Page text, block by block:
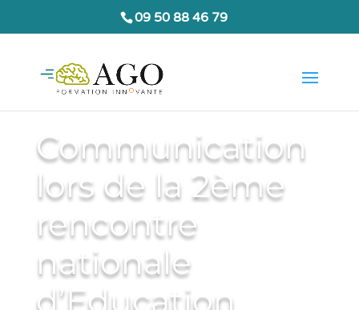
09 50 88 46 79
Communication
lors de la 2ème
rencontre
nationale
d’Education